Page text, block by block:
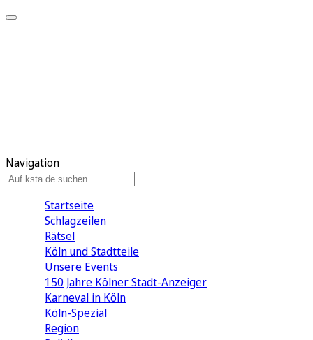
Navigation
Startseite
Schlagzeilen
Rätsel
Köln und Stadtteile
Unsere Events
150 Jahre Kölner Stadt-Anzeiger
Karneval in Köln
Köln-Spezial
Region